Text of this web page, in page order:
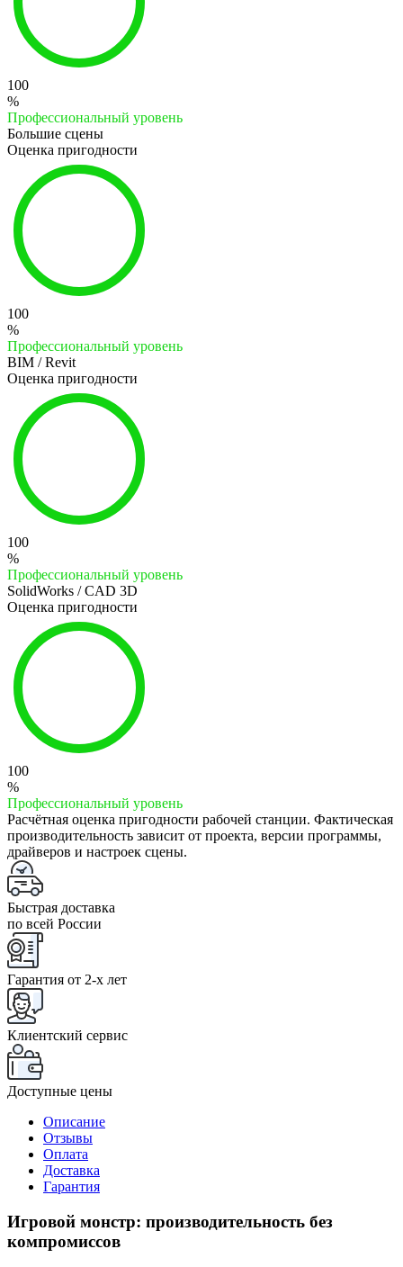
100
%
Профессиональный уровень
Большие сцены
Оценка пригодности
100
%
Профессиональный уровень
BIM / Revit
Оценка пригодности
100
%
Профессиональный уровень
SolidWorks / CAD 3D
Оценка пригодности
100
%
Профессиональный уровень
Расчётная оценка пригодности рабочей станции. Фактическая
производительность зависит от проекта, версии программы,
драйверов и настроек сцены.
Быстрая доставка
по всей России
Гарантия от 2-x лет
Клиентский сервис
Доступные цены
Описание
Отзывы
Оплата
Доставка
Гарантия
Игровой монстр: производительность без
компромиссов